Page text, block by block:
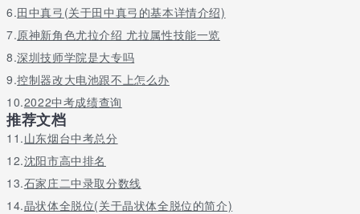
6.田中真弓(关于田中真弓的基本详情介绍)
7.原神新角色尤拉介绍 尤拉属性技能一览
8.深圳技师学院是大专吗
9.控制器改大电池跟不上怎么办
10.2022中考成绩查询
推荐文档
11.山东烟台中考总分
12.沈阳市高中排名
13.石家庄二中录取分数线
14.晶状体全脱位(关于晶状体全脱位的简介)